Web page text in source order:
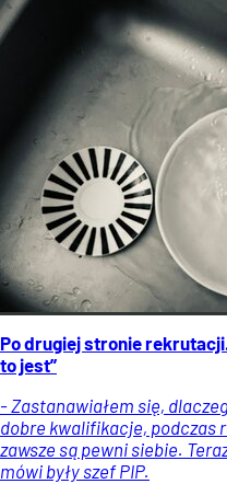
Po drugiej stronie
to jest”
- Zastanawiałem się,
dobre kwalifikacje, podczas
zawsze są pewni siebie.
mówi były szef PIP.